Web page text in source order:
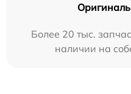
Более 20 тыс.
наличии на